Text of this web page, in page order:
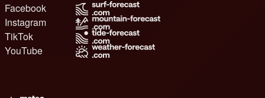
Facebook
Instagram
TikTok
YouTube